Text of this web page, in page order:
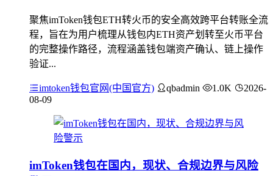
聚焦imToken钱包ETH转火币的安全高效跨平台转账全流
程，旨在为用户梳理从钱包内ETH资产划转至火币平台
的完整操作路径，流程涵盖钱包端资产确认、链上操作
验证...
imtoken钱包官网(中国官方) qbadmin 1.0K
2026-
08-09
imToken钱包在国内，现状、合规边界与风险